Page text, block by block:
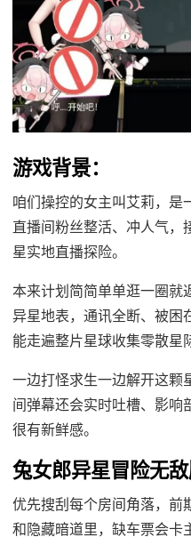
游戏背景：
咱们操控的女主叫艾莉，是
直播间粉丝整活、冲人气，
星实地直播探险。
本来计划简简单单逛一圈就
异星地表，通讯全断、被困
能走遍整片星球收集零散星
一边打怪求生一边解开这颗
间弹幕还会实时吐槽、影响
很有新鲜感。
兔女郎异星冒险无
优先搜刮每个房间角落，前
和隐藏暗道里，缺车票会卡